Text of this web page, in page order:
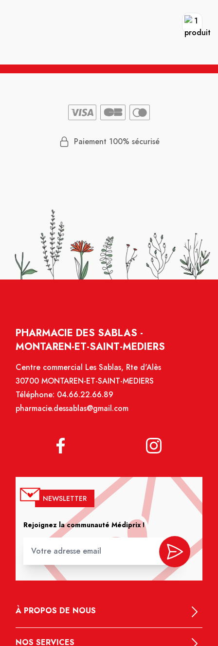
Paiement 100% sécurisé
PHARMACIE DES SABLAS -
MONTAREN-ET-SAINT-MEDIERS
Centre commercial Les Sablas, Rte d'Alès
30700 MONTAREN-ET-SAINT-MEDIERS
Téléphone: 04.66.22.66.89
pharmacie.dessablas@gmail.com
NEWSLETTER
Rejoignez la communauté Médiprix !
À PROPOS DE NOUS
NOS SERVICES